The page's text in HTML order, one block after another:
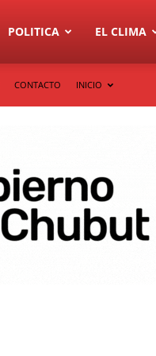
POLITICA EL CLIMA
CONTACTO INICIO